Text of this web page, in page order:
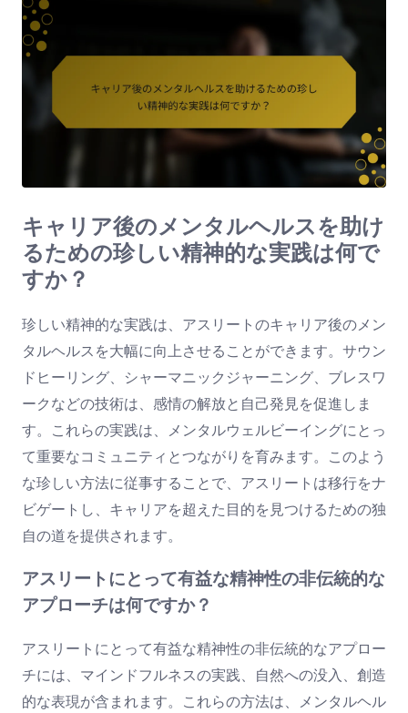
キャリア後のメンタルヘルスを助け
るための珍しい精神的な実践は何で
すか？
珍しい精神的な実践は、アスリートのキャリア後のメン
タルヘルスを大幅に向上させることができます。サウン
ドヒーリング、シャーマニックジャーニング、ブレスワ
ークなどの技術は、感情の解放と自己発見を促進しま
す。これらの実践は、メンタルウェルビーイングにとっ
て重要なコミュニティとつながりを育みます。このよう
な珍しい方法に従事することで、アスリートは移行をナ
ビゲートし、キャリアを超えた目的を見つけるための独
自の道を提供されます。
アスリートにとって有益な精神性の非伝統的な
アプローチは何ですか？
アスリートにとって有益な精神性の非伝統的なアプロー
チには、マインドフルネスの実践、自然への没入、創造
的な表現が含まれます。これらの方法は、メンタルヘル